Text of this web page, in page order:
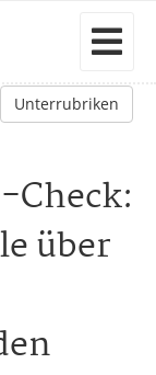
Unterrubriken
Check:
über